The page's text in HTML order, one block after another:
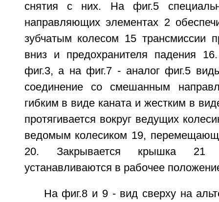
снятия с них. На фиг.5
направляющих элементах 2
зубчатым колесом 15 трансмиссии
вниз и предохранителя падения
фиг.3, а на фиг.7 - аналог фиг.5
соединение со смешанным
гибким в виде каната и жестким в
протягивается вокруг ведущих
ведомым колесиком 19,
20. Закрывается крышка
устанавливаются в рабочее
На фиг.8 и 9 - вид сверху на